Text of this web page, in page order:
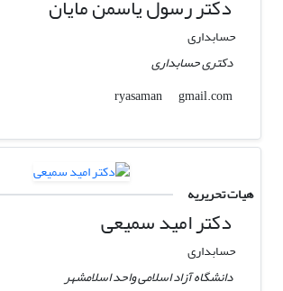
دکتر رسول یاسمن مایان
حسابداری
دکتری حسابداری
ryasaman
gmail.com
هیات تحریریه
دکتر امید سمیعی
حسابداری
دانشگاه آزاد اسلامی واحد اسلامشهر